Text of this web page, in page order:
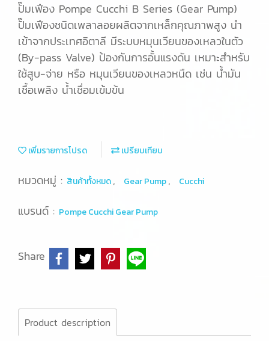
ปั๊มเฟือง Pompe Cucchi B Series (Gear Pump)
ปั๊มเฟืองชนิดเพลาลอยผลิตจากเหล็กคุณภาพสูง นำ
เข้าจากประเทศอิตาลี มีระบบหมุนเวียนของเหลวในตัว
(By-pass Valve) ป้องกันการอั้นแรงดัน เหมาะสำหรับ
ใช้สูบ-จ่าย หรือ หมุนเวียนของเหลวหนืด เช่น น้ำมัน
เชื้อเพลิง น้ำเชื่อมเข้มข้น
เพิ่มรายการโปรด เปรียบเทียบ
หมวดหมู่ : สินค้าทั้งหมด, Gear Pump, Cucchi
แบรนด์ : Pompe Cucchi Gear Pump
Share
Product description